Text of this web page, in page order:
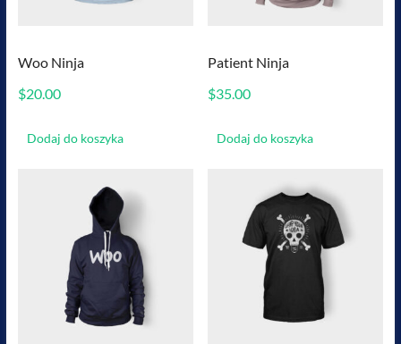
Woo Ninja
$20.00
Dodaj do koszyka
Patient Ninja
$35.00
Dodaj do koszyka